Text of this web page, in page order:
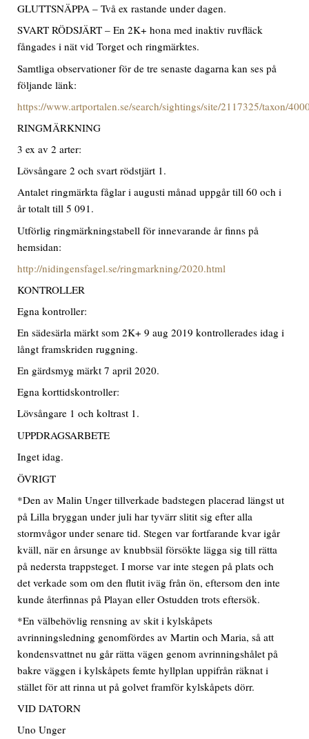
GLUTTSNÄPPA – Två ex rastande under dagen.
SVART RÖDSJÄRT – En 2K+ hona med inaktiv ruvfläck
fångades i nät vid Torget och ringmärktes.
Samtliga observationer för de tre senaste dagarna kan ses på
följande länk:
https://www.artportalen.se/search/sightings/site/2117325/taxon/
RINGMÄRKNING
3 ex av 2 arter:
Lövsångare 2 och svart rödstjärt 1.
Antalet ringmärkta fåglar i augusti månad uppgår till 60 och i
år totalt till 5 091.
Utförlig ringmärkningstabell för innevarande år finns på
hemsidan:
http://nidingensfagel.se/ringmarkning/2020.html
KONTROLLER
Egna kontroller:
En sädesärla märkt som 2K+ 9 aug 2019 kontrollerades idag i
långt framskriden ruggning.
En gärdsmyg märkt 7 april 2020.
Egna korttidskontroller:
Lövsångare 1 och koltrast 1.
UPPDRAGSARBETE
Inget idag.
ÖVRIGT
*Den av Malin Unger tillverkade badstegen placerad längst ut
på Lilla bryggan under juli har tyvärr slitit sig efter alla
stormvågor under senare tid. Stegen var fortfarande kvar igår
kväll, när en årsunge av knubbsäl försökte lägga sig till rätta
på nedersta trappsteget. I morse var inte stegen på plats och
det verkade som om den flutit iväg från ön, eftersom den inte
kunde återfinnas på Playan eller Ostudden trots eftersök.
*En välbehövlig rensning av skit i kylskåpets
avrinningsledning genomfördes av Martin och Maria, så att
kondensvattnet nu går rätta vägen genom avrinningshålet på
bakre väggen i kylskåpets femte hyllplan uppifrån räknat i
stället för att rinna ut på golvet framför kylskåpets dörr.
VID DATORN
Uno Unger